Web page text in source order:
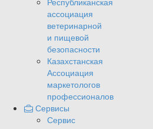
ассоциация
ветеринарной
и пищевой
безопасности
Казахстанская
Ассоциация
маркетологов
профессионалов
Сервисы
Сервис